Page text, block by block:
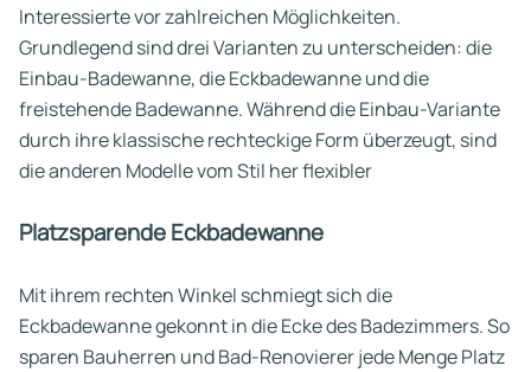
Interessierte vor zahlreichen Möglichkeiten.
Grundlegend sind drei Varianten zu unterscheiden: die
Einbau-Badewanne, die Eckbadewanne und die
freistehende Badewanne. Während die Einbau-Variante
durch ihre klassische rechteckige Form überzeugt, sind
die anderen Modelle vom Stil her flexibler
Platzsparende Eckbadewanne
Mit ihrem rechten Winkel schmiegt sich die
Eckbadewanne gekonnt in die Ecke des Badezimmers. So
sparen Bauherren und Bad-Renovierer jede Menge Platz